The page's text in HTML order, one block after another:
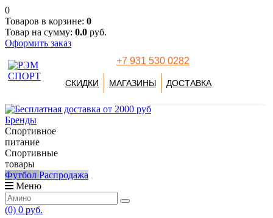
0
Товаров в корзине: 0
Товар на сумму: 0.0 руб.
Оформить заказ
+7 931 530 0282
СКИДКИ МАГАЗИНЫ ДОСТАВКА
Бренды
Спортивное
питание
Спортивные
товары
Футбол Распродажа
Меню
(0) 0 руб.